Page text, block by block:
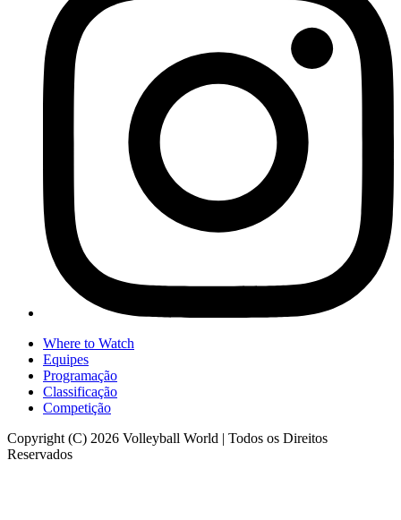
Where to Watch
Equipes
Programação
Classificação
Competição
Copyright (C) 2026 Volleyball World | Todos os Direitos
Reservados